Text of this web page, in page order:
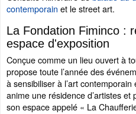
contemporain et le street art.
La Fondation Fiminco :
espace d'exposition
Conçue comme un lieu ouvert à
propose toute l’année des
à sensibiliser à l’art
anime une résidence d’artistes
son espace appelé « La